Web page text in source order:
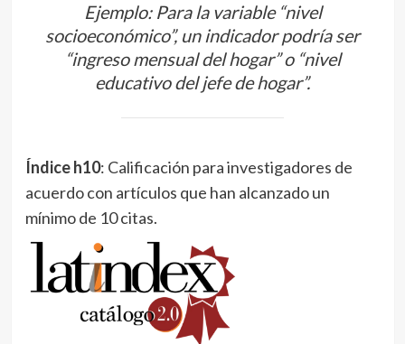
Ejemplo: Para la variable “nivel
socioeconómico”, un indicador podría ser
“ingreso mensual del hogar” o “nivel
educativo del jefe de hogar”.
Índice h10: Calificación para investigadores de
acuerdo con artículos que han alcanzado un
mínimo de 10 citas.